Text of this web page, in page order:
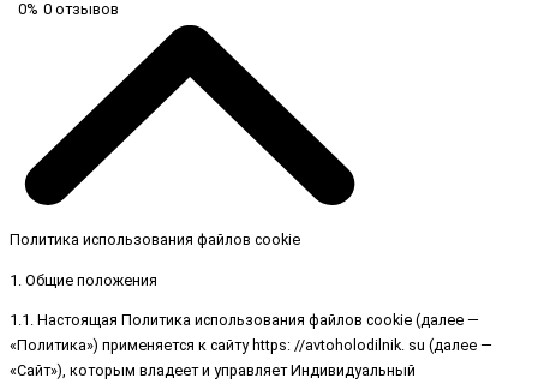
0% 0 отзывов
Политика использования файлов cookie
1. Общие положения
1.1. Настоящая Политика использования файлов cookie (далее —
«Политика») применяется к сайту https: //avtoholodilnik. su (далее —
«Сайт»), которым владеет и управляет Индивидуальный